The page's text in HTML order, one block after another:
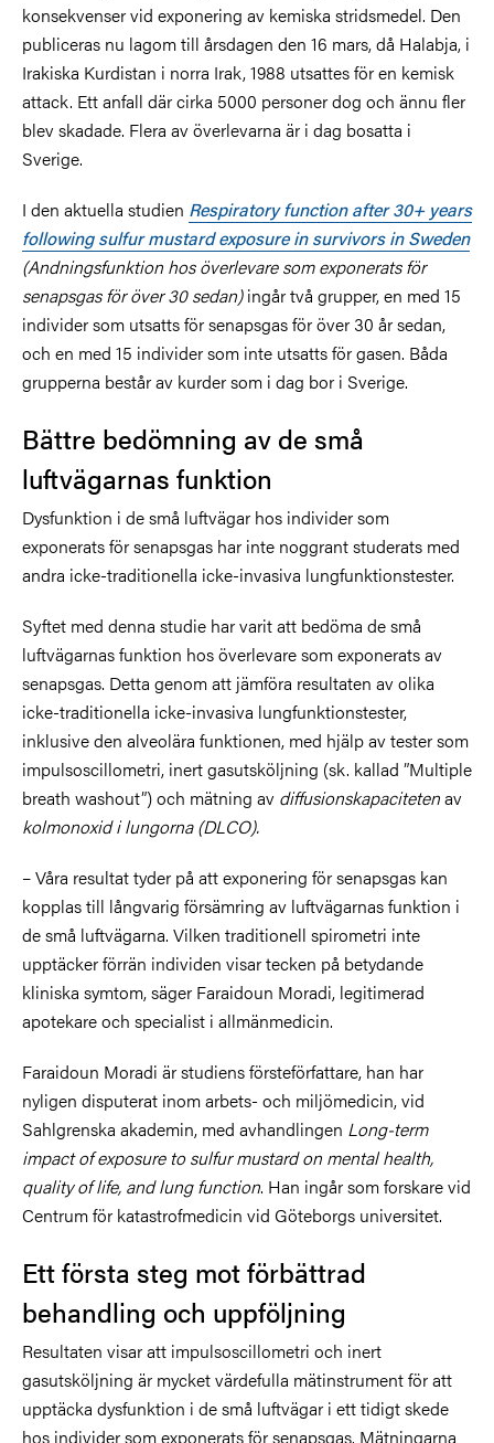
konsekvenser vid exponering av kemiska stridsmedel. Den
publiceras nu lagom till årsdagen den 16 mars, då Halabja, i
Irakiska Kurdistan i norra Irak, 1988 utsattes för en kemisk
attack. Ett anfall där cirka 5000 personer dog och ännu fler
blev skadade. Flera av överlevarna är i dag bosatta i
Sverige.
I den aktuella studien Respiratory function after 30+ years
following sulfur mustard exposure in survivors in Sweden
(Andningsfunktion hos överlevare som exponerats för
senapsgas för över 30 sedan) ingår två grupper, en med 15
individer som utsatts för senapsgas för över 30 år sedan,
och en med 15 individer som inte utsatts för gasen. Båda
grupperna består av kurder som i dag bor i Sverige.
Bättre bedömning av de små
luftvägarnas funktion
Dysfunktion i de små luftvägar hos individer som
exponerats för senapsgas har inte noggrant studerats med
andra icke-traditionella icke-invasiva lungfunktionstester.
Syftet med denna studie har varit att bedöma de små
luftvägarnas funktion hos överlevare som exponerats av
senapsgas. Detta genom att jämföra resultaten av olika
icke-traditionella icke-invasiva lungfunktionstester,
inklusive den alveolära funktionen, med hjälp av tester som
impulsoscillometri, inert gasutsköljning (sk. kallad ”Multiple
breath washout”) och mätning av diffusionskapacitetenav
kolmonoxid i lungorna (DLCO).
– Våra resultat tyder på att exponering för senapsgas kan
kopplas till långvarig försämring av luftvägarnas funktion i
de små luftvägarna. Vilken traditionell spirometri inte
upptäcker förrän individen visar tecken på betydande
kliniska symtom, säger Faraidoun Moradi, legitimerad
apotekare och specialist i allmänmedicin.
Faraidoun Moradi är studiens försteförfattare, han har
nyligen disputerat inom arbets- och miljömedicin, vid
Sahlgrenska akademin, med avhandlingen Long-term
impact of exposure to sulfur mustard on mental health,
quality of life, and lung function. Han ingår som forskare vid
Centrum för katastrofmedicin vid Göteborgs universitet.
Ett första steg mot förbättrad
behandling och uppföljning
Resultaten visar att impulsoscillometri och inert
gasutsköljning är mycket värdefulla mätinstrument för att
upptäcka dysfunktion i de små luftvägar i ett tidigt skede
hos individer som exponerats för senapsgas. Mätningarna